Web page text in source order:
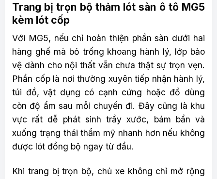
Trang bị trọn bộ thảm lót sàn ô tô MG5
kèm lót cốp
Với MG5, nếu chỉ hoàn thiện phần sàn dưới hai
hàng ghế mà bỏ trống khoang hành lý, lớp bảo
vệ dành cho nội thất vẫn chưa thật sự trọn vẹn.
Phần cốp là nơi thường xuyên tiếp nhận hành lý,
túi đồ, vật dụng có cạnh cứng hoặc đồ dùng
còn độ ẩm sau mỗi chuyến đi. Đây cũng là khu
vực rất dễ phát sinh trầy xước, bám bẩn và
xuống trạng thái thẩm mỹ nhanh hơn nếu không
được lót đồng bộ ngay từ đầu.
Khi trang bị trọn bộ, chủ xe không chỉ mở rộng